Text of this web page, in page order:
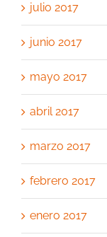
julio 2017
junio 2017
mayo 2017
abril 2017
marzo 2017
febrero 2017
enero 2017